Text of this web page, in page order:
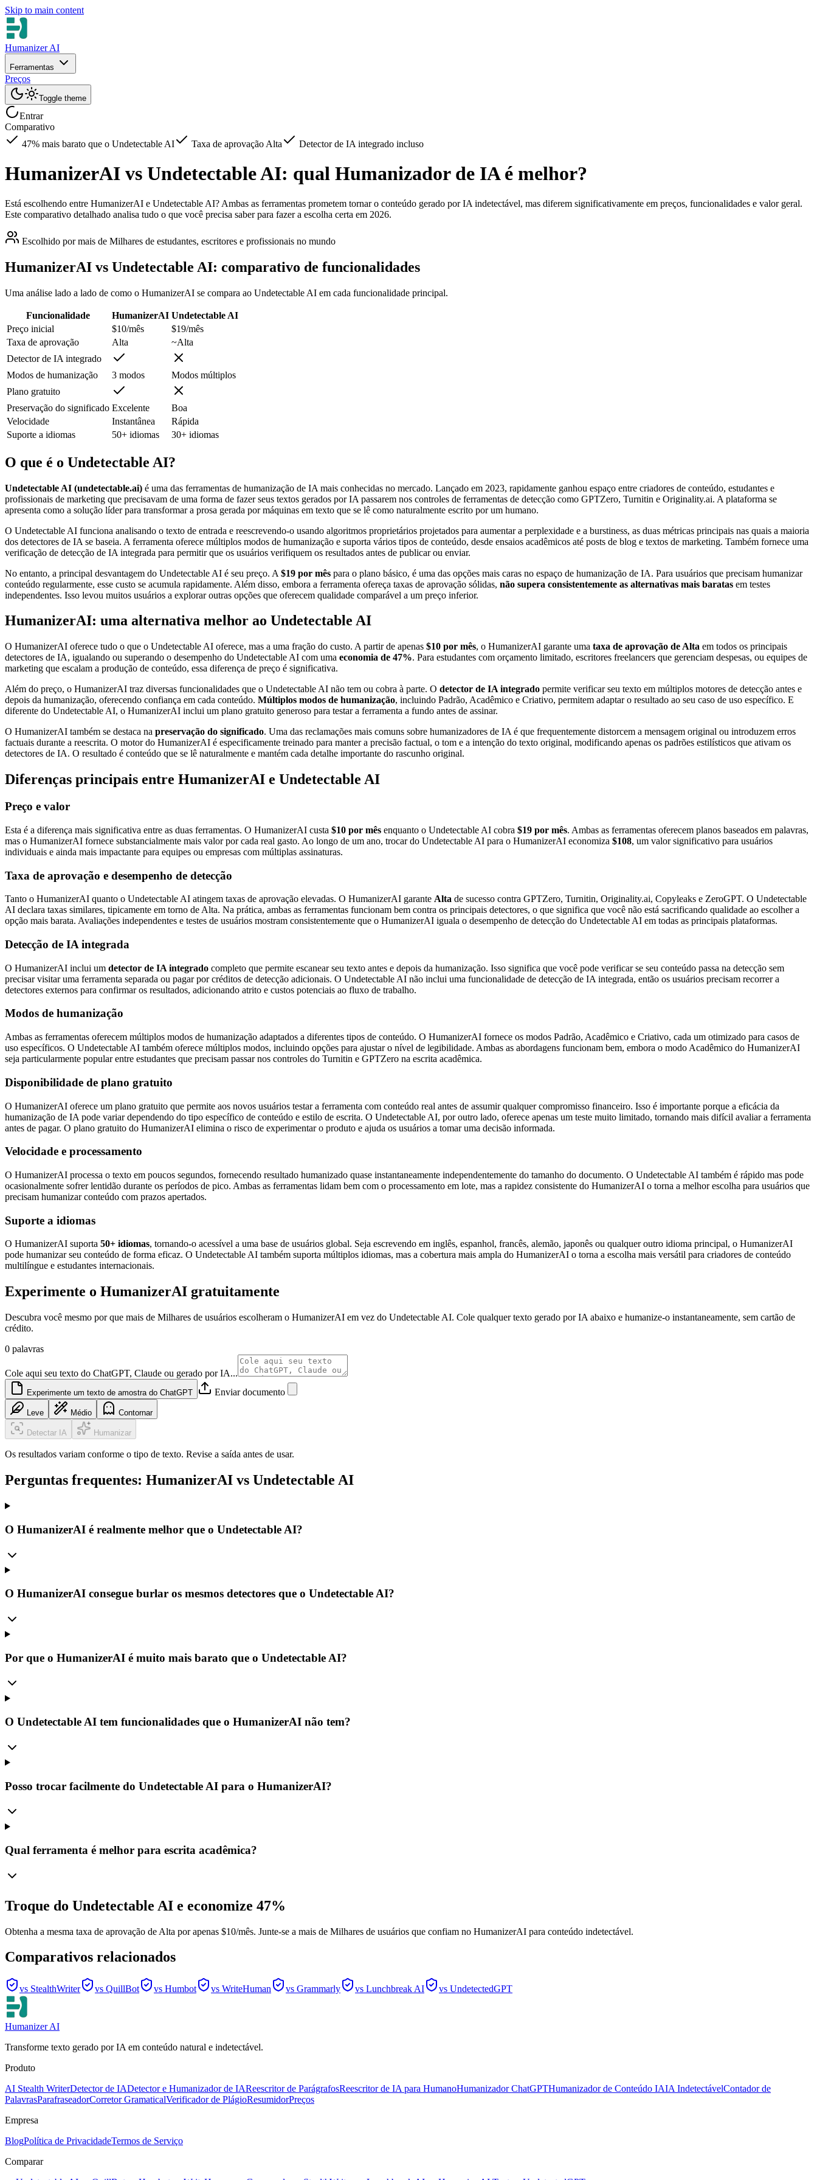
Skip to main content
Humanizer AI
Ferramentas
Preços
Toggle theme
Entrar
Comparativo
47% mais barato que o Undetectable AI
Taxa de aprovação Alta Detector de IA integrado incluso
HumanizerAI vs Undetectable AI: qual Humanizador de IA é melhor?
Está escolhendo entre HumanizerAI e Undetectable AI? Ambas as ferramentas prometem tornar o conteúdo gerado por IA indetectável, mas diferem significativamente em preços, funcionalidades e valor geral.
Este comparativo detalhado analisa tudo o que você precisa saber para fazer a escolha certa em 2026.
Escolhido por mais de Milhares de estudantes, escritores e profissionais no mundo
HumanizerAI vs Undetectable AI: comparativo de funcionalidades
Uma análise lado a lado de como o HumanizerAI se compara ao Undetectable AI em cada funcionalidade principal.
Funcionalidade HumanizerAI Undetectable AI
Preço inicial
$10/mês
$19/mês
Taxa de aprovação
Alta
~Alta
Detector de IA integrado
Modos de humanização
3 modos
Modos múltiplos
Plano gratuito
Preservação do significado Excelente
Boa
Velocidade
Instantânea
Rápida
Suporte a idiomas
50+ idiomas 30+ idiomas
O que é o Undetectable AI?
Undetectable AI (undetectable.ai) é uma das ferramentas de humanização de IA mais conhecidas no mercado. Lançado em 2023, rapidamente ganhou espaço entre criadores de conteúdo, estudantes e
profissionais de marketing que precisavam de uma forma de fazer seus textos gerados por IA passarem nos controles de ferramentas de detecção como GPTZero, Turnitin e Originality.ai. A plataforma se
apresenta como a solução líder para transformar a prosa gerada por máquinas em texto que se lê como naturalmente escrito por um humano.
O Undetectable AI funciona analisando o texto de entrada e reescrevendo-o usando algoritmos proprietários projetados para aumentar a perplexidade e a burstiness, as duas métricas principais nas quais a maioria
dos detectores de IA se baseia. A ferramenta oferece múltiplos modos de humanização e suporta vários tipos de conteúdo, desde ensaios acadêmicos até posts de blog e textos de marketing. Também fornece uma
verificação de detecção de IA integrada para permitir que os usuários verifiquem os resultados antes de publicar ou enviar.
No entanto, a principal desvantagem do Undetectable AI é seu preço. A $19 por mês para o plano básico, é uma das opções mais caras no espaço de humanização de IA. Para usuários que precisam humanizar
conteúdo regularmente, esse custo se acumula rapidamente. Além disso, embora a ferramenta ofereça taxas de aprovação sólidas, não supera consistentemente as alternativas mais baratas em testes
independentes. Isso levou muitos usuários a explorar outras opções que oferecem qualidade comparável a um preço inferior.
HumanizerAI: uma alternativa melhor ao Undetectable AI
O HumanizerAI oferece tudo o que o Undetectable AI oferece, mas a uma fração do custo. A partir de apenas $10 por mês, o HumanizerAI garante uma taxa de aprovação de Alta em todos os principais
detectores de IA, igualando ou superando o desempenho do Undetectable AI com uma economia de 47%. Para estudantes com orçamento limitado, escritores freelancers que gerenciam despesas, ou equipes de
marketing que escalam a produção de conteúdo, essa diferença de preço é significativa.
Além do preço, o HumanizerAI traz diversas funcionalidades que o Undetectable AI não tem ou cobra à parte. O detector de IA integrado permite verificar seu texto em múltiplos motores de detecção antes e
depois da humanização, oferecendo confiança em cada conteúdo. Múltiplos modos de humanização, incluindo Padrão, Acadêmico e Criativo, permitem adaptar o resultado ao seu caso de uso específico. E
diferente do Undetectable AI, o HumanizerAI inclui um plano gratuito generoso para testar a ferramenta a fundo antes de assinar.
O HumanizerAI também se destaca na preservação do significado. Uma das reclamações mais comuns sobre humanizadores de IA é que frequentemente distorcem a mensagem original ou introduzem erros
factuais durante a reescrita. O motor do HumanizerAI é especificamente treinado para manter a precisão factual, o tom e a intenção do texto original, modificando apenas os padrões estilísticos que ativam os
detectores de IA. O resultado é conteúdo que se lê naturalmente e mantém cada detalhe importante do rascunho original.
Diferenças principais entre HumanizerAI e Undetectable AI
Preço e valor
Esta é a diferença mais significativa entre as duas ferramentas. O HumanizerAI custa $10 por mês enquanto o Undetectable AI cobra $19 por mês. Ambas as ferramentas oferecem planos baseados em palavras,
mas o HumanizerAI fornece substancialmente mais valor por cada real gasto. Ao longo de um ano, trocar do Undetectable AI para o HumanizerAI economiza $108, um valor significativo para usuários
individuais e ainda mais impactante para equipes ou empresas com múltiplas assinaturas.
Taxa de aprovação e desempenho de detecção
Tanto o HumanizerAI quanto o Undetectable AI atingem taxas de aprovação elevadas. O HumanizerAI garante Alta de sucesso contra GPTZero, Turnitin, Originality.ai, Copyleaks e ZeroGPT. O Undetectable
AI declara taxas similares, tipicamente em torno de Alta. Na prática, ambas as ferramentas funcionam bem contra os principais detectores, o que significa que você não está sacrificando qualidade ao escolher a
opção mais barata. Avaliações independentes e testes de usuários mostram consistentemente que o HumanizerAI iguala o desempenho de detecção do Undetectable AI em todas as principais plataformas.
Detecção de IA integrada
O HumanizerAI inclui um detector de IA integrado completo que permite escanear seu texto antes e depois da humanização. Isso significa que você pode verificar se seu conteúdo passa na detecção sem
precisar visitar uma ferramenta separada ou pagar por créditos de detecção adicionais. O Undetectable AI não inclui uma funcionalidade de detecção de IA integrada, então os usuários precisam recorrer a
detectores externos para confirmar os resultados, adicionando atrito e custos potenciais ao fluxo de trabalho.
Modos de humanização
Ambas as ferramentas oferecem múltiplos modos de humanização adaptados a diferentes tipos de conteúdo. O HumanizerAI fornece os modos Padrão, Acadêmico e Criativo, cada um otimizado para casos de
uso específicos. O Undetectable AI também oferece múltiplos modos, incluindo opções para ajustar o nível de legibilidade. Ambas as abordagens funcionam bem, embora o modo Acadêmico do HumanizerAI
seja particularmente popular entre estudantes que precisam passar nos controles do Turnitin e GPTZero na escrita acadêmica.
Disponibilidade de plano gratuito
O HumanizerAI oferece um plano gratuito que permite aos novos usuários testar a ferramenta com conteúdo real antes de assumir qualquer compromisso financeiro. Isso é importante porque a eficácia da
humanização de IA pode variar dependendo do tipo específico de conteúdo e estilo de escrita. O Undetectable AI, por outro lado, oferece apenas um teste muito limitado, tornando mais difícil avaliar a ferramenta
antes de pagar. O plano gratuito do HumanizerAI elimina o risco de experimentar o produto e ajuda os usuários a tomar uma decisão informada.
Velocidade e processamento
O HumanizerAI processa o texto em poucos segundos, fornecendo resultado humanizado quase instantaneamente independentemente do tamanho do documento. O Undetectable AI também é rápido mas pode
ocasionalmente sofrer lentidão durante os períodos de pico. Ambas as ferramentas lidam bem com o processamento em lote, mas a rapidez consistente do HumanizerAI o torna a melhor escolha para usuários que
precisam humanizar conteúdo com prazos apertados.
Suporte a idiomas
O HumanizerAI suporta 50+ idiomas, tornando-o acessível a uma base de usuários global. Seja escrevendo em inglês, espanhol, francês, alemão, japonês ou qualquer outro idioma principal, o HumanizerAI
pode humanizar seu conteúdo de forma eficaz. O Undetectable AI também suporta múltiplos idiomas, mas a cobertura mais ampla do HumanizerAI o torna a escolha mais versátil para criadores de conteúdo
multilíngue e estudantes internacionais.
Experimente o HumanizerAI gratuitamente
Descubra você mesmo por que mais de Milhares de usuários escolheram o HumanizerAI em vez do Undetectable AI. Cole qualquer texto gerado por IA abaixo e humanize-o instantaneamente, sem cartão de
crédito.
0 palavras
Cole aqui seu texto do ChatGPT, Claude ou gerado por IA...
Experimente um texto de amostra do ChatGPT Enviar documento
Leve Médio Contornar
Detectar IA Humanizar
Os resultados variam conforme o tipo de texto. Revise a saída antes de usar.
Perguntas frequentes: HumanizerAI vs Undetectable AI
O HumanizerAI é realmente melhor que o Undetectable AI?
O HumanizerAI consegue burlar os mesmos detectores que o Undetectable AI?
Por que o HumanizerAI é muito mais barato que o Undetectable AI?
O Undetectable AI tem funcionalidades que o HumanizerAI não tem?
Posso trocar facilmente do Undetectable AI para o HumanizerAI?
Qual ferramenta é melhor para escrita acadêmica?
Troque do Undetectable AI e economize 47%
Obtenha a mesma taxa de aprovação de Alta por apenas $10/mês. Junte-se a mais de Milhares de usuários que confiam no HumanizerAI para conteúdo indetectável.
Comparativos relacionados
vs StealthWriter vs QuillBot vs Humbot vs WriteHuman vs Grammarly vs Lunchbreak AI vs UndetectedGPT
Humanizer AI
Transforme texto gerado por IA em conteúdo natural e indetectável.
Produto
AI Stealth WriterDetector de IADetector e Humanizador de IAReescritor de ParágrafosReescritor de IA para HumanoHumanizador ChatGPTHumanizador de Conteúdo IAIA IndetectávelContador de
PalavrasParafraseadorCorretor GramaticalVerificador de PlágioResumidorPreços
Empresa
BlogPolítica de PrivacidadeTermos de Serviço
Comparar